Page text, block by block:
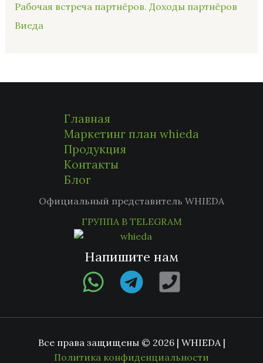
Рабочая встреча партнёров. Доходы партнёров
Виеда
Главная
Маркетинг план whieda
Продукция
Контакты
Блог
Официальный представитель WHIEDA
ГРУППА В TELEGRAM
Напишите нам
Все права защищены © 2026 | WHIEDA |
Политика конфиденциальности